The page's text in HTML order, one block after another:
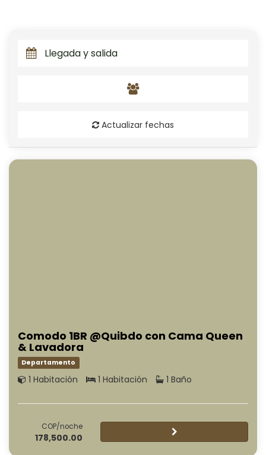
Actualizar fechas
Comodo 1BR @Quibdo con Cama Queen
& Lavadora
Departamento
1 Habitación 1 Habitación 1 Baño
COP/noche
178,500.00